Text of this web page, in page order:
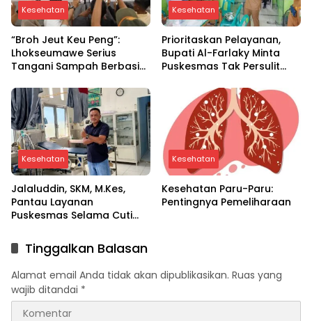
Kesehatan
“Broh Jeut Keu Peng”:
Lhokseumawe Serius
Tangani Sampah Berbasis
Kesehatan
Prioritaskan Pelayanan,
Bupati Al-Farlaky Minta
Puskesmas Tak Persulit
Kesehatan
Jalaluddin, SKM, M.Kes,
Pantau Layanan
Puskesmas Selama Cuti
Kesehatan
Kesehatan Paru-Paru:
Pentingnya Pemeliharaan
Tinggalkan Balasan
Alamat email Anda tidak akan dipublikasikan. Ruas yang
wajib ditandai *